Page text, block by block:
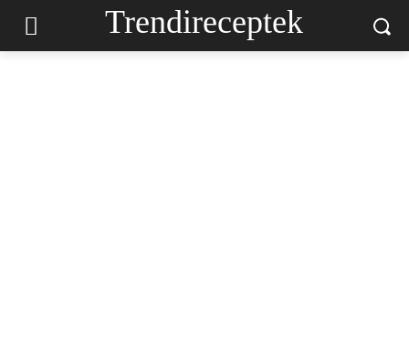
Trendireceptek